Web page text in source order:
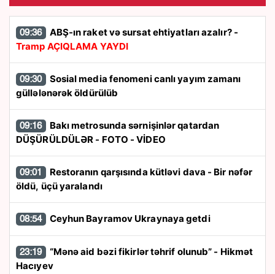
09:36
ABŞ-ın raket və sursat ehtiyatları azalır? -
Tramp AÇIQLAMA YAYDI
09:30
güllələnərək öldürülüb
09:16
DÜŞÜRÜLDÜLƏR - FOTO - VİDEO
09:01
öldü, üçü yaralandı
08:54 Ceyhun Bayramov Ukraynaya getdi
23:19
Hacıyev